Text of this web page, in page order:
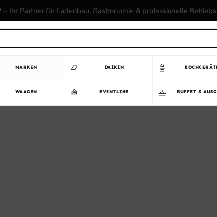
– Ihr Partner für Ladenbau, Gastronomie & professionelle
MARKEN DAIKIN
WAAGEN EVENTLINE BUFFET &